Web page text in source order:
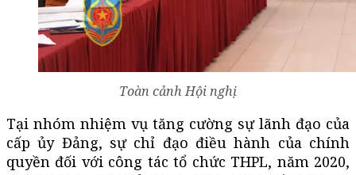
Toàn cảnh Hội nghị
Tại nhóm nhiệm vụ tăng cường sự lãnh đạo của
cấp ủy Đảng, sự chỉ đạo điều hành của chính
quyền đối với công tác tổ chức THPL, năm 2020,